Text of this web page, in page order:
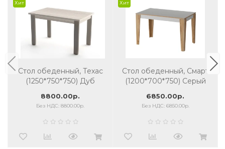
Хит
Стол обеденный, Техас
(1250*750*750) Дуб
камень
8800.00р.
Без НДС: 8800.00р.
Хит
Стол обеденный, Смарт
(1200*700*750) Серый
6850.00р.
Без НДС: 6850.00р.